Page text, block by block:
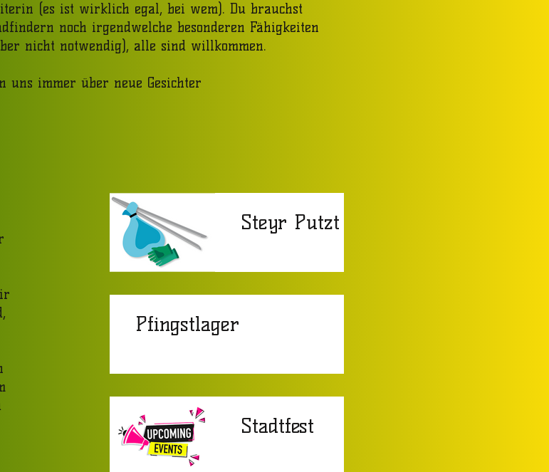
(es ist wirklich egal, bei wem). Du brauchst
noch irgendwelche besonderen Fähigkeiten
nicht notwendig), alle sind willkommen.
uns immer über neue Gesichter
Steyr Putzt
Pfingstlager
Stadtfest